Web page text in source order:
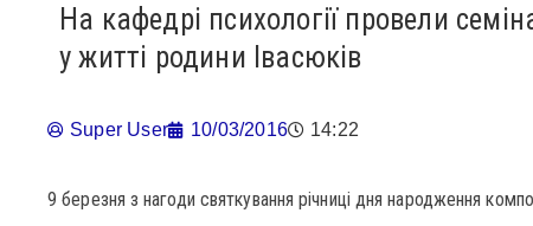
На кафедрі психології провели
у житті родини Івасюків
Super User 10/03/2016 14:22
9 березня з нагоди святкування річниці дня народження